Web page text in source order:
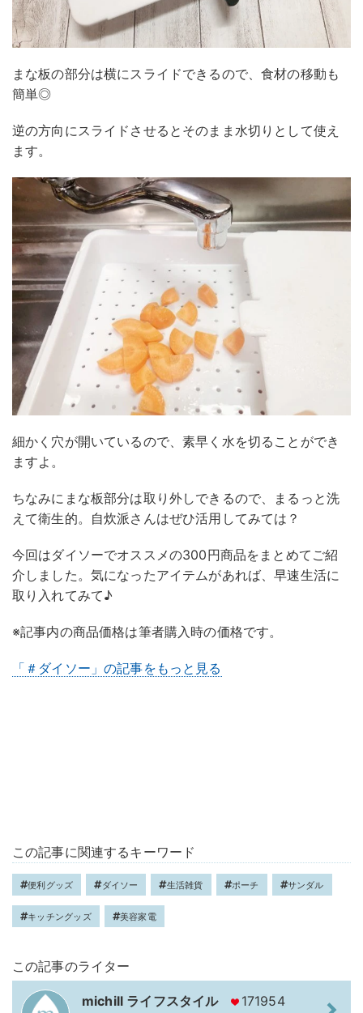
まな板の部分は横にスライドできるので、食材の移動も
簡単◎
逆の方向にスライドさせるとそのまま水切りとして使え
ます。
細かく穴が開いているので、素早く水を切ることができ
ますよ。
ちなみにまな板部分は取り外しできるので、まるっと洗
えて衛生的。自炊派さんはぜひ活用してみては？
今回はダイソーでオススメの300円商品をまとめてご紹
介しました。気になったアイテムがあれば、早速生活に
取り入れてみて♪
※記事内の商品価格は筆者購入時の価格です。
「＃ダイソー」の記事をもっと見る
この記事に関連するキーワード
便利グッズ ダイソー 生活雑貨 ポーチ サンダル
キッチングッズ 美容家電
この記事のライター
michill ライフスタイル 171954